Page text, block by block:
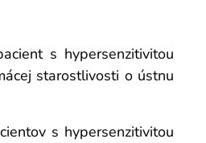
s hypersenzitivitou
starostlivosti o ústnu
s hypersenzitivitou